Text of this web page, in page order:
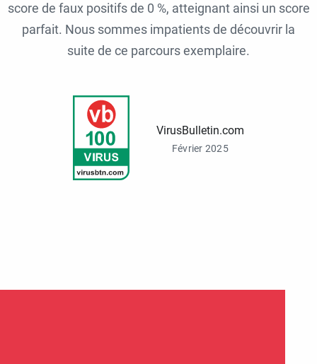
score de faux positifs de 0 %, atteignant ainsi un score
parfait. Nous sommes impatients de découvrir la
suite de ce parcours exemplaire.
VirusBulletin.com
Février 2025